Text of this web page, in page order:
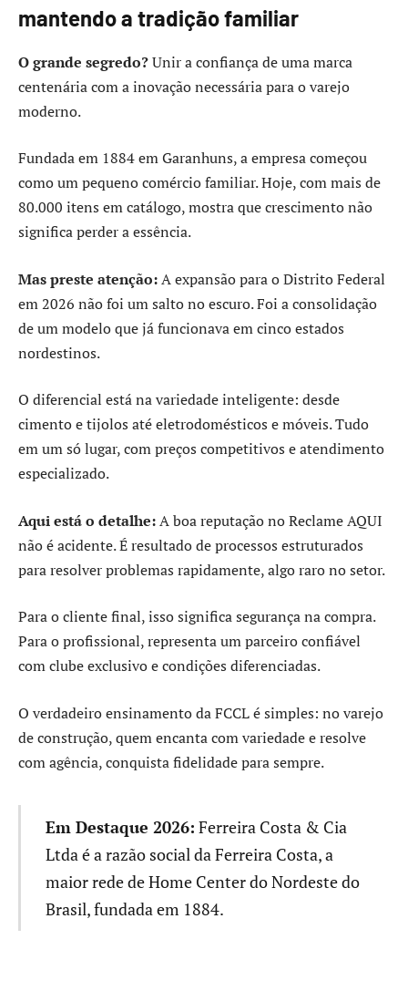
mantendo a tradição familiar
O grande segredo?Unir a confiança de uma marca
centenária com a inovação necessária para o varejo
moderno.
Fundada em 1884 em Garanhuns, a empresa começou
como um pequeno comércio familiar. Hoje, com mais de
80.000 itens em catálogo, mostra que crescimento não
significa perder a essência.
Mas preste atenção:A expansão para o Distrito Federal
em 2026 não foi um salto no escuro. Foi a consolidação
de um modelo que já funcionava em cinco estados
nordestinos.
O diferencial está na variedade inteligente: desde
cimento e tijolos até eletrodomésticos e móveis. Tudo
em um só lugar, com preços competitivos e atendimento
especializado.
Aqui está o detalhe:A boa reputação no Reclame AQUI
não é acidente. É resultado de processos estruturados
para resolver problemas rapidamente, algo raro no setor.
Para o cliente final, isso significa segurança na compra.
Para o profissional, representa um parceiro confiável
com clube exclusivo e condições diferenciadas.
O verdadeiro ensinamento da FCCL é simples: no varejo
de construção, quem encanta com variedade e resolve
com agência, conquista fidelidade para sempre.
Em Destaque 2026: Ferreira Costa & Cia
Ltda é a razão social da Ferreira Costa, a
maior rede de Home Center do Nordeste do
Brasil, fundada em 1884.